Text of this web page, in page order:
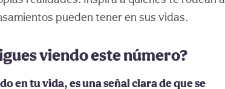
pueden tener en sus vidas.
viendo este número?
en tu vida, es una señal clara de que se